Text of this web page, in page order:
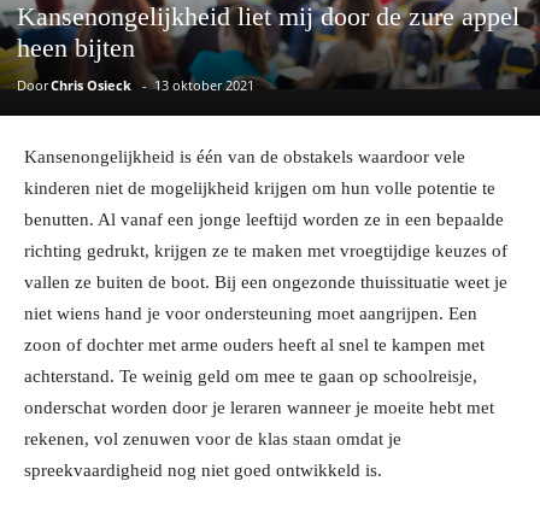
Kansenongelijkheid liet mij door de zure appel
heen bijten
DoorChris Osieck - 13 oktober 2021
Kansenongelijkheid is één van de obstakels waardoor vele
kinderen niet de mogelijkheid krijgen om hun volle potentie te
benutten. Al vanaf een jonge leeftijd worden ze in een bepaalde
richting gedrukt, krijgen ze te maken met vroegtijdige keuzes of
vallen ze buiten de boot. Bij een ongezonde thuissituatie weet je
niet wiens hand je voor ondersteuning moet aangrijpen. Een
zoon of dochter met arme ouders heeft al snel te kampen met
achterstand. Te weinig geld om mee te gaan op schoolreisje,
onderschat worden door je leraren wanneer je moeite hebt met
rekenen, vol zenuwen voor de klas staan omdat je
spreekvaardigheid nog niet goed ontwikkeld is.